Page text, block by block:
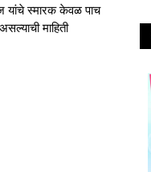
यांचे स्मारक केवळ पाच
माहिती